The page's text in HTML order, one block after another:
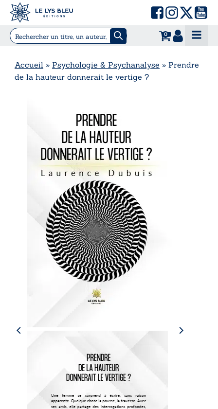
0
Accueil » Psychologie & Psychanalyse » Prendre
de la hauteur donnerait le vertige ?